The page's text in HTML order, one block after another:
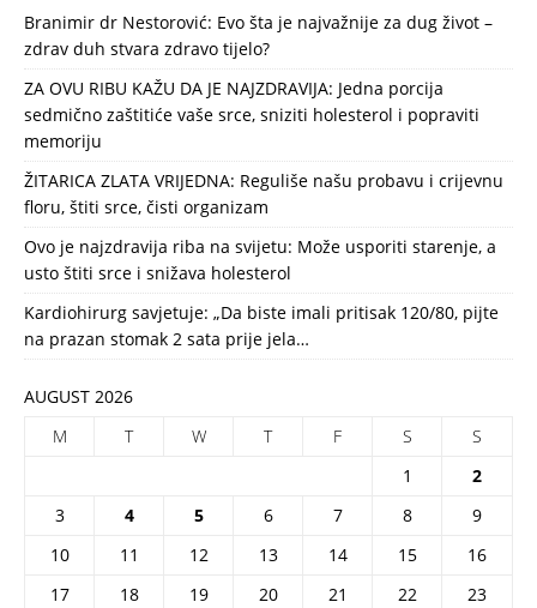
Branimir dr Nestorović: Evo šta je najvažnije za dug život –
zdrav duh stvara zdravo tijelo?
ZA OVU RIBU KAŽU DA JE NAJZDRAVIJA: Jedna porcija
sedmično zaštitiće vaše srce, sniziti holesterol i popraviti
memoriju
ŽITARICA ZLATA VRIJEDNA: Reguliše našu probavu i crijevnu
floru, štiti srce, čisti organizam
Ovo je najzdravija riba na svijetu: Može usporiti starenje, a
usto štiti srce i snižava holesterol
Kardiohirurg savjetuje: „Da biste imali pritisak 120/80, pijte
na prazan stomak 2 sata prije jela…
AUGUST 2026
M
T W T F S
S
1
2
3
4 5 6 7 8
9
10
11 12 13 14 15
16
17
18 19 20 21 22
23